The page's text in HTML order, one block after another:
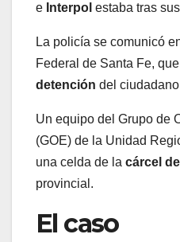
e Interpol estaba tras
La policía se comunicó
Federal de Santa Fe,
detención del
Un equipo del Grupo de
(GOE) de la Unidad
una celda de la cárcel
provincial.
El caso